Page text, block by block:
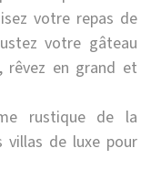
votre repas de
votre gâteau
rêvez en grand et
rustique de la
villas de luxe pour